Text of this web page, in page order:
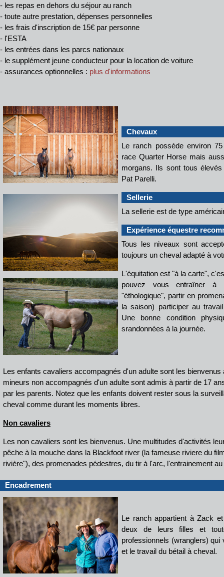
- les repas en dehors du séjour au ranch
- toute autre prestation, dépenses personnelles
- les frais d'inscription de 15€ par personne
- l'ESTA
- les entrées dans les parcs nationaux
- le supplément jeune conducteur pour la location de voiture
- assurances optionnelles : plus d'informations
Chevaux
Le ranch possède environ
race Quarter Horse mais
morgans. Ils sont tous
Pat Parelli.
Sellerie
La sellerie est de type
Expérience équestre
Tous les niveaux sont
toujours un cheval adapté à
L'équitation est "à la carte",
pouvez vous entraîner à
"éthologique", partir en
la saison) participer au
Une bonne condition
srandonnées à la journée.
Les enfants cavaliers accompagnés d'un adulte sont les bienvenus
mineurs non accompagnés d'un adulte sont admis à partir de 17
par les parents. Notez que les enfants doivent rester sous la
cheval comme durant les moments libres.
Non cavaliers
Les non cavaliers sont les bienvenus. Une multitudes d'activités
pêche à la mouche dans la Blackfoot river (la fameuse riviere du
rivière"), des promenades pédestres, du tir à l'arc, l'entrainement
Encadrement
Le ranch appartient à Zack
deux de leurs filles et
professionnels (wranglers)
et le travail du bétail à cheval.